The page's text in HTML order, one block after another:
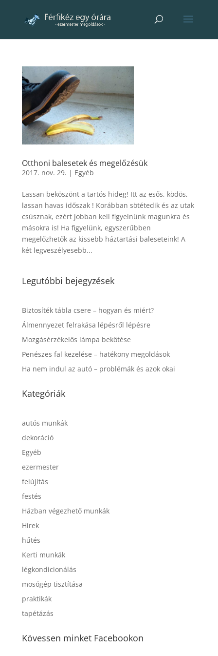
Otthoni balesetek és megelőzésük
2017. nov. 29. | Egyéb
Lassan beköszönt a tartós hideg! Itt az esős, ködös,
lassan havas időszak ! Korábban sötétedik és az utak
csúsznak, ezért jobban kell figyelnünk magunkra és
másokra is! Ha figyelünk, egyszerűbben
megelőzhetők az kissebb háztartási baleseteink! A
két legveszélyesebb...
Legutóbbi bejegyzések
Biztosíték tábla csere – hogyan és miért?
Álmennyezet felrakása lépésről lépésre
Mozgásérzékelős lámpa bekötése
Penészes fal kezelése – hatékony megoldások
Ha nem indul az autó – problémák és azok okai
Kategóriák
autós munkák
dekoráció
Egyéb
ezermester
felújítás
festés
Házban végezhető munkák
Hírek
hűtés
Kerti munkák
légkondicionálás
mosógép tisztítása
praktikák
tapétázás
Kövessen minket Facebookon